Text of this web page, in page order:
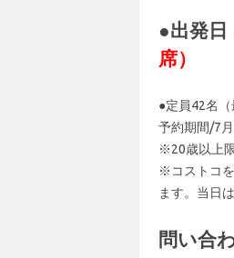
●出発日
席）
●定員42名（
予約期間/7
※20歳以上
※コストコ
ます。当日
問い合